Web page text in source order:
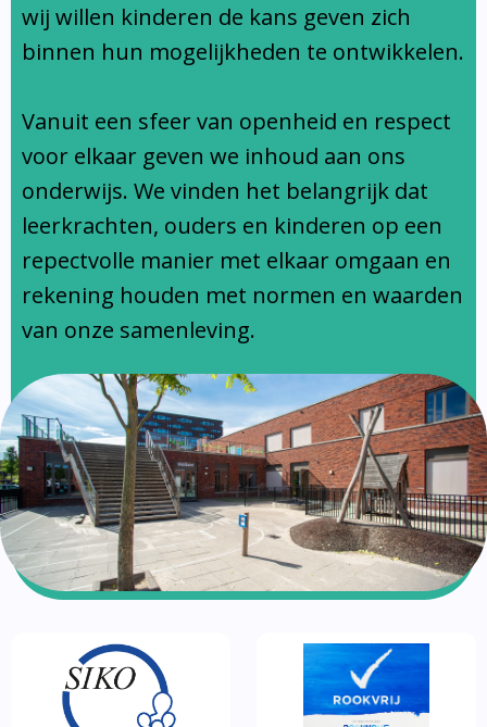
Ondersteuningsprofiel
wij willen kinderen de kans geven zich
binnen hun mogelijkheden te ontwikkelen.
Vanuit een sfeer van openheid en respect
voor elkaar geven we inhoud aan ons
onderwijs. We vinden het belangrijk dat
leerkrachten, ouders en kinderen op een
repectvolle manier met elkaar omgaan en
rekening houden met normen en waarden
van onze samenleving.